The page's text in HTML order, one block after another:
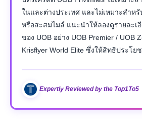
ในและต่างประเทศ และไม่เหมาะสำห
หรือสะสมไมล์ แนะนำให้ลองดูรายละเ
ของ UOB อย่าง UOB Premier / UOB
Krisflyer World Elite ซึ่งให้สิทธิประโย
Expertly Reviewed by the Top1To5